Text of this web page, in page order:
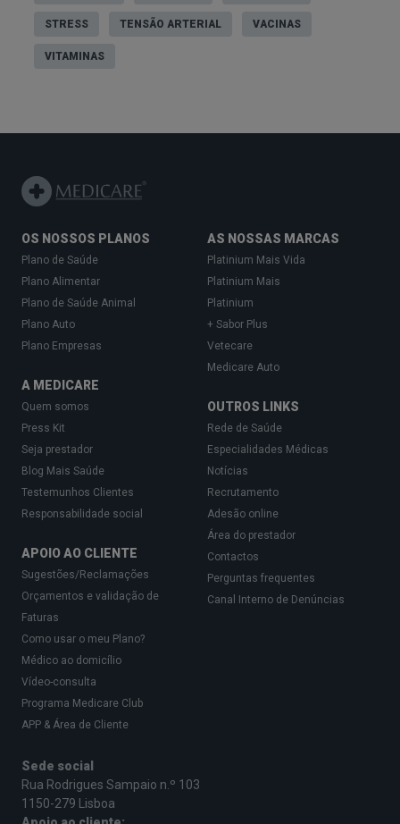
STRESS TENSÃO ARTERIAL VACINAS
VITAMINAS
OS NOSSOS PLANOS
Plano de Saúde
Plano Alimentar
Plano de Saúde Animal
Plano Auto
Plano Empresas
A MEDICARE
Quem somos
Press Kit
Seja prestador
Blog Mais Saúde
Testemunhos Clientes
Responsabilidade social
APOIO AO CLIENTE
Sugestões/Reclamações
Orçamentos e validação de
Faturas
Como usar o meu Plano?
Médico ao domicílio
Vídeo-consulta
Programa Medicare Club
APP & Área de Cliente
AS NOSSAS MARCAS
Platinium Mais Vida
Platinium Mais
Platinium
+ Sabor Plus
Vetecare
Medicare Auto
OUTROS LINKS
Rede de Saúde
Especialidades Médicas
Notícias
Recrutamento
Adesão online
Área do prestador
Contactos
Perguntas frequentes
Canal Interno de Denúncias
Sede social
Rua Rodrigues Sampaio n.º 103
1150-279 Lisboa